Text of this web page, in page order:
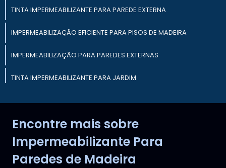
TINTA IMPERMEABILIZANTE PARA PAREDE EXTERNA
IMPERMEABILIZAÇÃO EFICIENTE PARA PISOS DE MADEIRA
IMPERMEABILIZAÇÃO PARA PAREDES EXTERNAS
TINTA IMPERMEABILIZANTE PARA JARDIM
MEMBRANA IMPERMEABILIZANTE PARA REPARO DE TELHADOS
Encontre mais sobre
Impermeabilizante Para
Paredes de Madeira